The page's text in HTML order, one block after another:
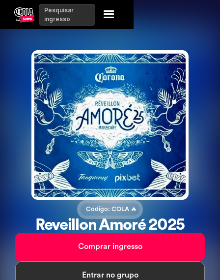
Pesquisar
ingresso
Código: COLA 🔥
Reveillon Amoré 2025
Comprar ingresso
Entrar no grupo